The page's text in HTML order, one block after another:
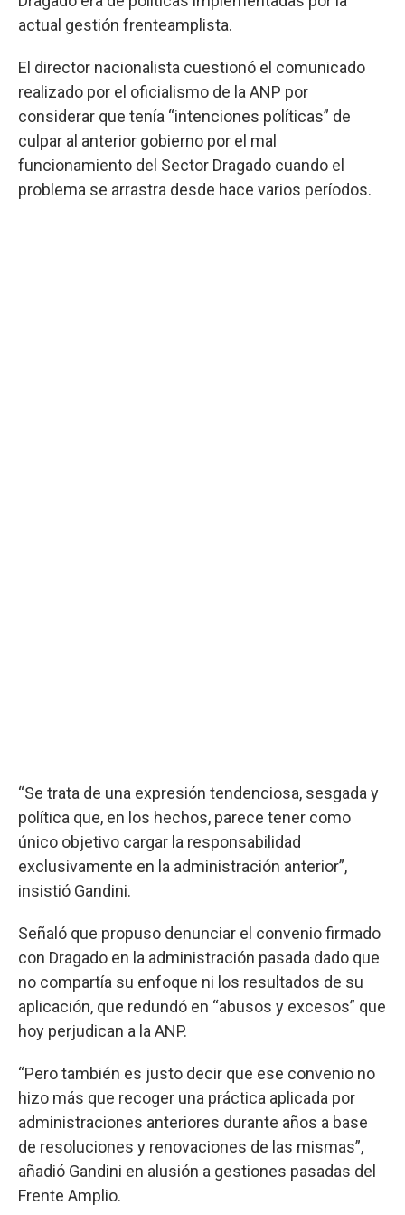
actual gestión frenteamplista.
El director nacionalista cuestionó el comunicado
realizado por el oficialismo de la ANP por
considerar que tenía “intenciones políticas” de
culpar al anterior gobierno por el mal
funcionamiento del Sector Dragado cuando el
problema se arrastra desde hace varios períodos.
“Se trata de una expresión tendenciosa, sesgada y
política que, en los hechos, parece tener como
único objetivo cargar la responsabilidad
exclusivamente en la administración anterior”,
insistió Gandini.
Señaló que propuso denunciar el convenio firmado
con Dragado en la administración pasada dado que
no compartía su enfoque ni los resultados de su
aplicación, que redundó en “abusos y excesos” que
hoy perjudican a la ANP.
“Pero también es justo decir que ese convenio no
hizo más que recoger una práctica aplicada por
administraciones anteriores durante años a base
de resoluciones y renovaciones de las mismas”,
añadió Gandini en alusión a gestiones pasadas del
Frente Amplio.